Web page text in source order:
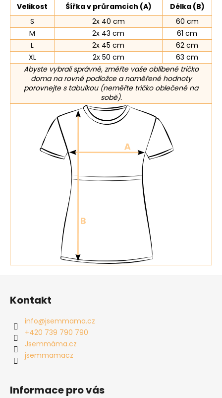
Velikost Šířka v průramcích (A)
Délka (B)
S
2x 40 cm
60 cm
M
2x 43 cm
61 cm
L
2x 45 cm
62 cm
XL
2x 50 cm
63 cm
Abyste vybrali správně, změřte vaše oblíbené tričko
doma na rovné podložce a naměřené hodnoty
porovnejte s tabulkou (neměřte tričko oblečené na
sobě).
Kontakt
info@jsemmama.cz
+420 739 790 790
Jsemmáma.cz
jsemmamacz
Informace pro vás